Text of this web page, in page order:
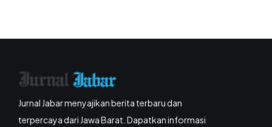
Jurnal Jabar menyajikan berita terbaru dan
terpercaya dari Jawa Barat. Dapatkan informasi